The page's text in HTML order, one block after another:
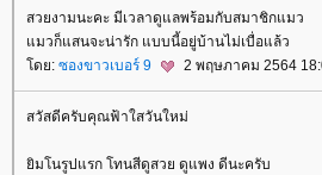
สวยงามนะคะ มีเวลาดูแลพร้อมกับสมาชิกแมว
มวก็แสนจะน่ารัก แบบนี้อยู่บ้านไม่เบื่อแล้ว
ดย: ซองขาวเบอร์ 9 2 พฤษภาคม 2564
สวัสดีครับคุณฟ้าใสวันใหม่
ิมโนรูปแรก โทนสีดูสวย ดูแพง ดีนะครับ